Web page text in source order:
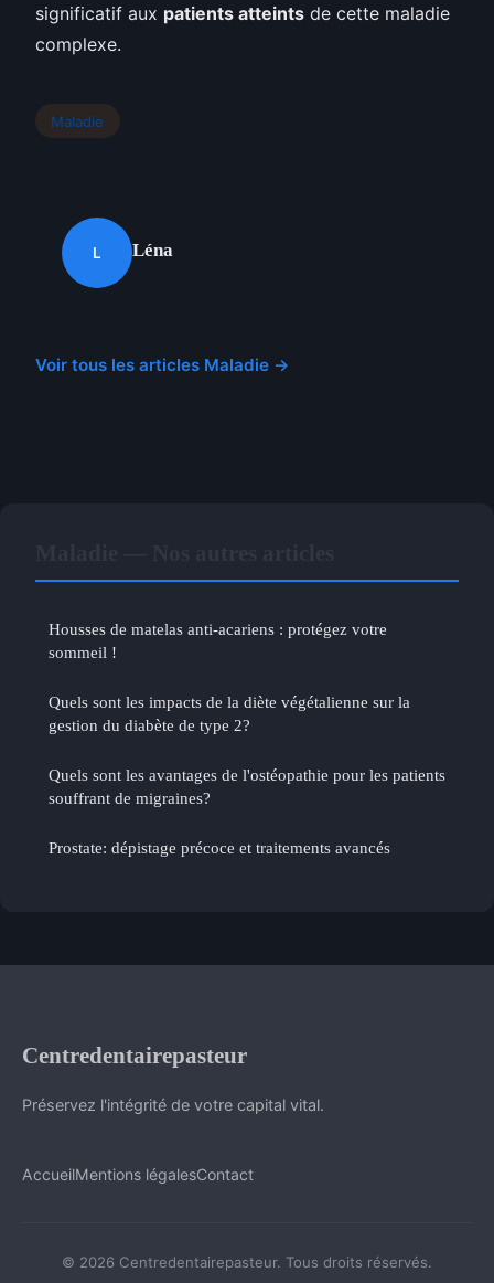
significatif aux patients atteints de cette maladie
complexe.
Maladie
L Léna
Voir tous les articles Maladie →
Housses de matelas anti-acariens : protégez votre
sommeil !
Quels sont les impacts de la diète végétalienne sur la
gestion du diabète de type 2?
Quels sont les avantages de l'ostéopathie pour les patients
souffrant de migraines?
Prostate: dépistage précoce et traitements avancés
Centredentairepasteur
Préservez l'intégrité de votre capital vital.
AccueilMentions légalesContact
© 2026 Centredentairepasteur. Tous droits réservés.